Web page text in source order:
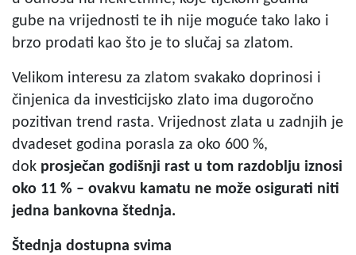
gube na vrijednosti te ih nije moguće tako lako i
brzo prodati kao što je to slučaj sa zlatom.
Velikom interesu za zlatom svakako doprinosi i
činjenica da investicijsko zlato ima dugoročno
pozitivan trend rasta. Vrijednost zlata u zadnjih je
dvadeset godina porasla za oko 600 %,
dok prosječan godišnji rast u tom razdoblju iznosi
oko 11 % – ovakvu kamatu ne može osigurati niti
jedna bankovna štednja.
Štednja dostupna svima